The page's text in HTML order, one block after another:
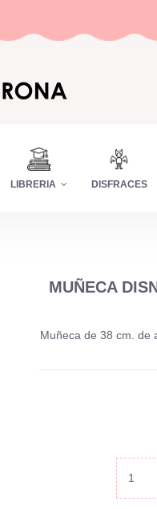
LIBRERIA DISFRACES
MUÑECA
Muñeca de 38 cm. de